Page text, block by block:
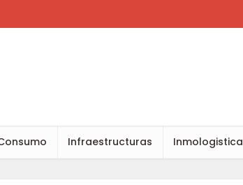
Infraestructuras Inmologistica